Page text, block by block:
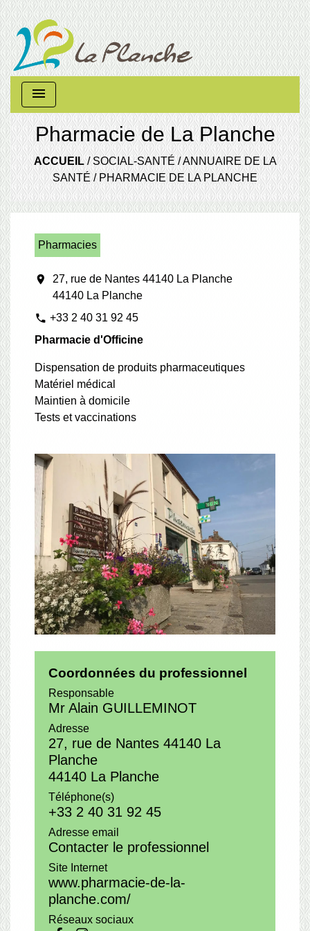
menu
Pharmacie de La Planche
ACCUEIL/SOCIAL-SANTÉ/ANNUAIRE DE LA
SANTÉ/PHARMACIE DE LA PLANCHE
Pharmacies
location_on
27, rue de Nantes 44140 La Planche
44140 La Planche
phone +33 2 40 31 92 45
Pharmacie d'Officine
Dispensation de produits pharmaceutiques
Matériel médical
Maintien à domicile
Tests et vaccinations
Coordonnées du professionnel
Responsable
Mr Alain GUILLEMINOT
Adresse
27, rue de Nantes 44140 La
Planche
44140 La Planche
Téléphone(s)
+33 2 40 31 92 45
Adresse email
Contacter le professionnel
Site Internet
www.pharmacie-de-la-
planche.com/
Réseaux sociaux